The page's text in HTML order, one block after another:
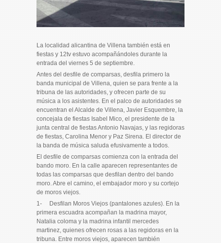
La localidad alicantina de Villena también está en
fiestas y 12tv estuvo acompañándoles durante la
entrada del viernes 5 de septiembre.
Antes del desfile de comparsas, desfila primero la
banda municipal de Villena, quien se para frente a la
tribuna de las autoridades, y ofrecen parte de su
música a los asistentes. En el palco de autoridades se
encuentran el Alcalde de Villena, Javier Esquembre, la
concejala de fiestas Isabel Mico, el presidente de la
junta central de fiestas Antonio Navajas, y las regidoras
de fiestas, Carolina Menor y Paz Sirena. El director de
la banda de música saluda efusivamente a todos.
El desfile de comparsas comienza con la entrada del
bando moro. En la calle aparecen representantes de
todas las comparsas que desfilan dentro del bando
moro. Abre el camino, el embajador moro y su cortejo
de moros viejos.
1- Desfilan Moros Viejos (pantalones azules). En la
primera escuadra acompañan la madrina mayor,
Natalia coloma y la madrina infantil mercedes
martinez, quienes ofrecen rosas a las regidoras en la
tribuna. Entre moros viejos, aparecen también